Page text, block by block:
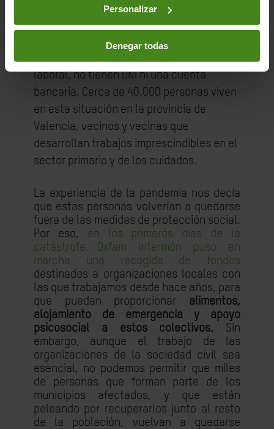
Personalizar
Denegar todas
miles de personas 'invisibles'
para el sistema que no podrán acceder a
las ayudas oficiales
porque no pueden
laboral, no tienen DNI ni una cuenta
bancaria. Cerca de 40.000 personas viven
en esta situación en la provincia de
Valencia, vecinos y vecinas que
desarrollan trabajos imprescindibles en el
sector primario y de los cuidados.
La experiencia de la pandemia nos decía
que estas personas volverían a quedarse
fuera de las medidas de protección social.
Por eso, en los primeros días de la
catástrofe Oxfam Intermón puso en
marcha una recogida de fondos
destinados a organizaciones locales con
las que trabajamos desde hace años, para
que puedan proporcionar alimentos,
alojamiento de emergencia y apoyo
psicosocial a estos colectivos. Sin
embargo, aunque el trabajo de las
organizaciones de la sociedad civil sea
esencial, no podemos permitir que miles
de personas que forman parte de los
municipios afectados, y que están
peleando por recuperarlos junto al resto
de la población, vuelvan a quedarse